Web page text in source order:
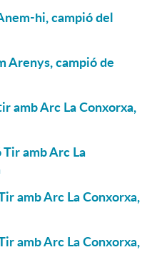
hi, campió del
Arenys, campió de
amb Arc La Conxorxa,
amb Arc La
amb Arc La Conxorxa,
amb Arc La Conxorxa,